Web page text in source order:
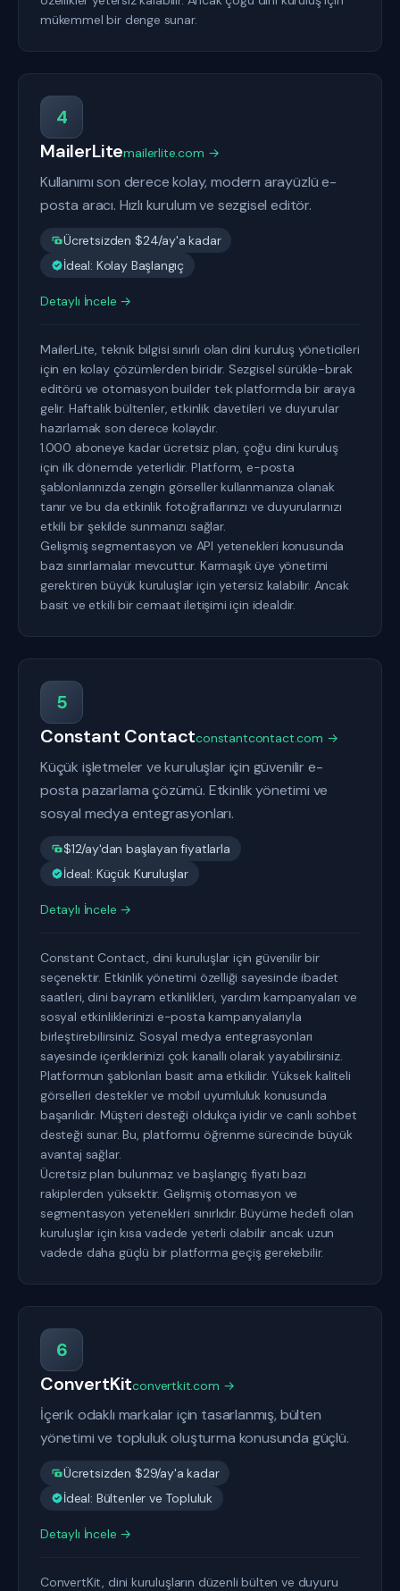
mükemmel bir denge sunar.
4
MailerLitemailerlite.com →
Kullanımı son derece kolay, modern arayüzlü e-
posta aracı. Hızlı kurulum ve sezgisel editör.
Ücretsizden $24/ay'a kadar
İdeal: Kolay Başlangıç
Detaylı İncele →
MailerLite, teknik bilgisi sınırlı olan dini kuruluş yöneticileri
için en kolay çözümlerden biridir. Sezgisel sürükle-bırak
editörü ve otomasyon builder tek platformda bir araya
gelir. Haftalık bültenler, etkinlik davetileri ve duyurular
hazırlamak son derece kolaydır.
1.000 aboneye kadar ücretsiz plan, çoğu dini kuruluş
için ilk dönemde yeterlidir. Platform, e-posta
şablonlarınızda zengin görseller kullanmanıza olanak
tanır ve bu da etkinlik fotoğraflarınızı ve duyurularınızı
etkili bir şekilde sunmanızı sağlar.
Gelişmiş segmentasyon ve API yetenekleri konusunda
bazı sınırlamalar mevcuttur. Karmaşık üye yönetimi
gerektiren büyük kuruluşlar için yetersiz kalabilir. Ancak
basit ve etkili bir cemaat iletişimi için idealdir.
5
Constant Contactconstantcontact.com →
Küçük işletmeler ve kuruluşlar için güvenilir e-
posta pazarlama çözümü. Etkinlik yönetimi ve
sosyal medya entegrasyonları.
$12/ay'dan başlayan fiyatlarla
İdeal: Küçük Kuruluşlar
Detaylı İncele →
Constant Contact, dini kuruluşlar için güvenilir bir
seçenektir. Etkinlik yönetimi özelliği sayesinde ibadet
saatleri, dini bayram etkinlikleri, yardım kampanyaları ve
sosyal etkinliklerinizi e-posta kampanyalarıyla
birleştirebilirsiniz. Sosyal medya entegrasyonları
sayesinde içeriklerinizi çok kanallı olarak yayabilirsiniz.
Platformun şablonları basit ama etkilidir. Yüksek kaliteli
görselleri destekler ve mobil uyumluluk konusunda
başarılıdır. Müşteri desteği oldukça iyidir ve canlı sohbet
desteği sunar. Bu, platformu öğrenme sürecinde büyük
avantaj sağlar.
Ücretsiz plan bulunmaz ve başlangıç fiyatı bazı
rakiplerden yüksektir. Gelişmiş otomasyon ve
segmentasyon yetenekleri sınırlıdır. Büyüme hedefi olan
kuruluşlar için kısa vadede yeterli olabilir ancak uzun
vadede daha güçlü bir platforma geçiş gerekebilir.
6
ConvertKitconvertkit.com →
İçerik odaklı markalar için tasarlanmış, bülten
yönetimi ve topluluk oluşturma konusunda güçlü.
Ücretsizden $29/ay'a kadar
İdeal: Bültenler ve Topluluk
Detaylı İncele →
ConvertKit, dini kuruluşların düzenli bülten ve duyuru